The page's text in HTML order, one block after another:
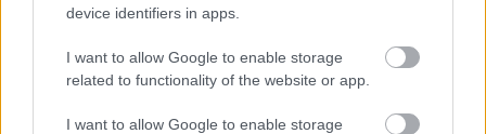
device identifiers in apps.
I want to allow Google to enable storage
related to functionality of the website or app.
I want to allow Google to enable storage